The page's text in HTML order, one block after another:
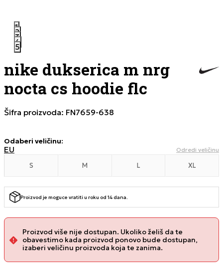
1
2
3
4
5
nike dukserica m nrg
nocta cs hoodie flc
Šifra proizvoda: FN7659-638
Odaberi veličinu:
EU Odredi veličinu
S M L XL
Proizvod je moguce vratiti u roku od 14 dana.
Proizvod više nije dostupan. Ukoliko želiš da te
obavestimo kada proizvod ponovo bude dostupan,
izaberi veličinu proizvoda koja te zanima.